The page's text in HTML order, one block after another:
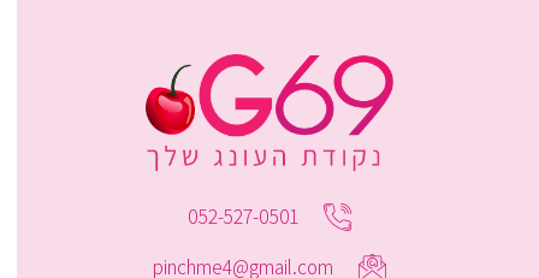
052-527-0501
pinchme4@gmail.com